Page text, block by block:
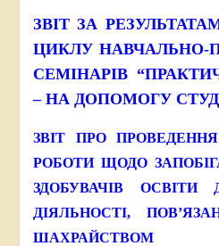
ЗВІТ ЗА
ЦИКЛУ НАВЧАЛЬНО-
СЕМІНАРІВ
– НА ДОПОМОГУ
ЗВІТ ПРО
РОБОТИ ЩОДО
ЗДОБУВАЧІВ ОСВІТИ
ДІЯЛЬНОСТІ,
ШАХРАЙСТВОМ